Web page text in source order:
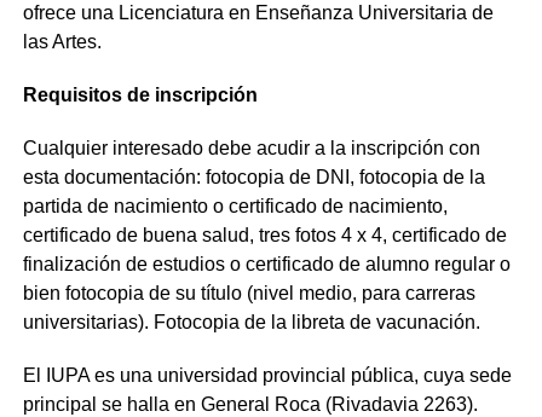
ofrece una Licenciatura en Enseñanza Universitaria de
las Artes.
Requisitos de inscripción
Cualquier interesado debe acudir a la inscripción con
esta documentación: fotocopia de DNI, fotocopia de la
partida de nacimiento o certificado de nacimiento,
certificado de buena salud, tres fotos 4 x 4, certificado de
finalización de estudios o certificado de alumno regular o
bien fotocopia de su título (nivel medio, para carreras
universitarias). Fotocopia de la libreta de vacunación.
El IUPA es una universidad provincial pública, cuya sede
principal se halla en General Roca (Rivadavia 2263).